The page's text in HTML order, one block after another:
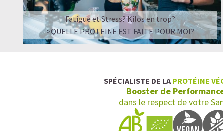
Fatigue et Stress? Kilos en trop?
>QUELLE PROTEINE EST FAITE POUR MOI?
SPÉCIALISTE DE LA PROTÉINE
Booster de
dans le respect de votre